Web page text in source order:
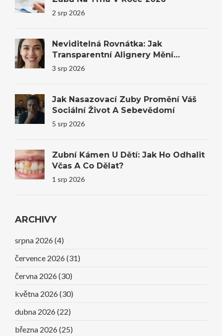
2 srp 2026
Neviditelná Rovnátka: Jak
Transparentní Alignery Mění
Úsměvy I Sebevědomí
3 srp 2026
Jak Nasazovací Zuby Promění Váš
Sociální Život A Sebevědomí
5 srp 2026
Zubní Kámen U Dětí: Jak Ho Odhalit
Včas A Co Dělat?
1 srp 2026
ARCHIVY
srpna 2026 (4)
července 2026 (31)
června 2026 (30)
května 2026 (30)
dubna 2026 (22)
března 2026 (25)